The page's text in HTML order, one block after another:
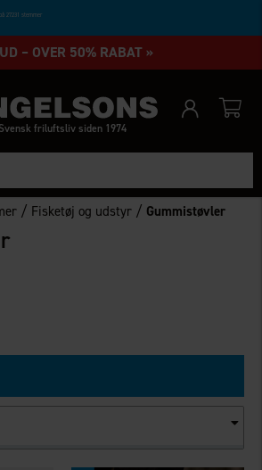
27231 stemmer
– OVER 50% RABAT »
Svensk friluftsliv siden 1974
/ Fisketøj og udstyr / Gummistøvler